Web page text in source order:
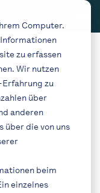
Computer.
zu erfassen
Wir nutzen
zu
über
anderen
über die von uns
beim
einzelnes